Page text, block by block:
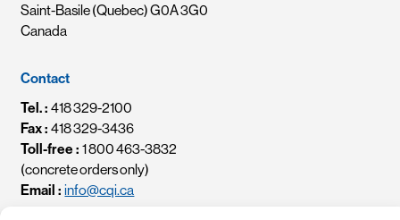
Saint-Basile (Quebec) G0A 3G0
Canada
Contact
Tel. :418 329-2100
Fax :418 329-3436
Toll-free :1 800 463-3832
(concrete orders only)
Email : info@cqi.ca